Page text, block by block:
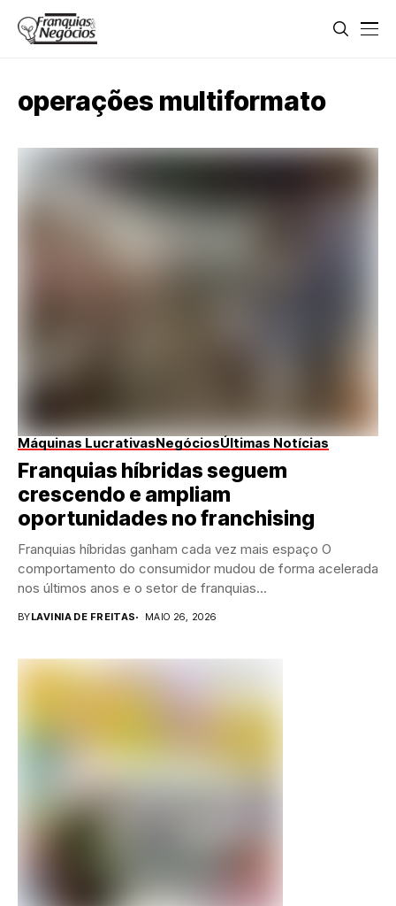
operações multiformato
Máquinas LucrativasNegóciosÚltimas Notícias
Franquias híbridas seguem
crescendo e ampliam
oportunidades no franchising
Franquias híbridas ganham cada vez mais espaço O
comportamento do consumidor mudou de forma acelerada
nos últimos anos e o setor de franquias...
BYLAVINIA DE FREITAS MAIO 26, 2026